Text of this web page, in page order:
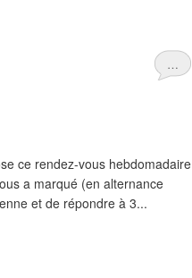
…
ce rendez-vous hebdomadaire
a marqué (en alternance
et de répondre à 3...